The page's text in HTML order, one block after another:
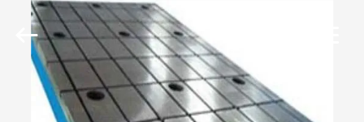
Cangzhou
Famous
International
Reserved.